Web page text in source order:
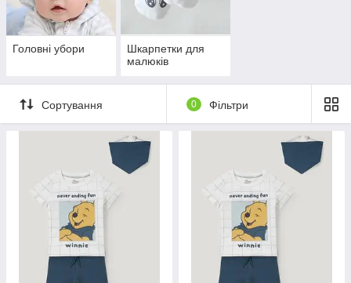
м'яка.
Одяг добре переться і не вимагає
особливого догляду.
Одяг не викликає алергічних реакцій.
Одяг зберігає блискучий зовнішній вигляд
після великої кількості прань.
Речі для новонароджених відповідають
суворим стандартам якості.
Вона відрізняється «дихаючими»
властивостями і добре зберігає тепло.
Головні убори
Шкарпетки для
малюків
Сортування 0 Фільтри